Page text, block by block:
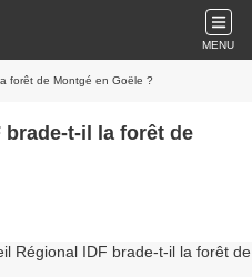
MENU
forêt de Montgé en Goële ?
brade-t-il la forêt de